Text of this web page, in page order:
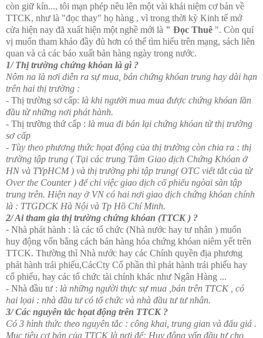
còn giữ kín..., tôi mạn phép nêu lên một vài khái niệm cơ bản về
TTCK, như là "đọc thay" họ hàng , vì trong thời kỳ Kinh tế mở
cửa hiện nay đã xuất hiện một nghề mới là " Đọc Thuê ". Còn quí
vị muốn tham khảo đầy đủ hơn có thể tìm hiểu trên mạng, sách liên
quan và cả các báo xuất bản hàng ngày trong nước.
1/ Thị trường chứng khóan là gì ?
Nôm na là nơi diễn ra sự mua, bán chứng khóan trung hay dài hạn
trên hai thị trường :
- Thị trường sơ cấp: là khi người mua mua được chứng khóan lần
đầu từ những nơi phát hành.
- Thị trường thứ cấp : là mua đi bán lại chứng khóan từ thị trường
sơ cấp
- Tùy theo phương thức họat động của thị trường còn chia ra : thị
trường tập trung ( Tại các trung Tâm Giao dịch Chứng Khóan ở
HN và TYpHCM ) và thị trường phi tập trung( OTC viết tắt của từ
Over the Counter ) để chỉ việc giao dịch cổ phiếu ngòai sàn tập
trung trên. Hiện nay ở VN có hai nơi giao dịch chứng khóan chính
là : TTGDCK Hà Nội và Tp Hồ Chí Minh.
2/ Ai tham gia thị trường chứng khóan (TTCK ) ?
- Nhà phát hành : là các tổ chức (Nhà nước hay tư nhân ) muốn
huy động vốn bằng cách bán hàng hóa chứng khóan niêm yết trên
TTCK. Thường thì Nhà nước hay các Chính quyền địa phương
phát hành trái phiếu,CácCty Cổ phần thì phát hành trái phiếu hay
cổ phiếu, hay các tổ chức tài chính khác như Ngân Hàng ...
- Nhà đầu tư : là những người thực sự mua ,bán trên TTCK , có
hai lọai : nhà đầu tư có tổ chức và nhà đầu tư tư nhân.
3/ Các nguyên tắc họat động trên TTCK ?
Có 3 hình thức theo nguyên tắc : công khai, trung gian và đấu giá .
Mục tiêu cơ bản của TTCK là nơi để: Huy động vốn đầu tư cho